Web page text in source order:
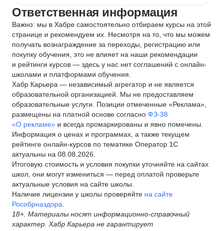
Ответственная информация
Важно: мы в Хабре самостоятельно отбираем курсы на этой
странице и рекомендуем их. Несмотря на то, что мы можем
получать вознаграждение за переходы, регистрацию или
покупку обучения, это не влияет на наши рекомендации
и рейтинги курсов — здесь у нас нет соглашений с онлайн-
школами и платформами обучения.
Хабр Карьера — независимый агрегатор и не является
образовательной организацией. Мы не предоставляем
образовательные услуги. Позиции отмеченные «Реклама»,
размещены на платной основе согласно ФЗ-38
«О рекламе» и всегда промаркированы и явно помечены.
Информация о ценах и программах, а также текущем
рейтинге онлайн-курсов по тематике Оператор 1С
актуальны на 08.08.2026.
Итоговую стоимость и условия покупки уточняйте на сайтах
школ, они могут измениться — перед оплатой проверьте
актуальные условия на сайте школы.
Наличие лицензии у школы проверяйте на сайте
Рособрназдора
18+. Материалы носят информационно-справочный
характер. Хабр Карьера не гарантирует